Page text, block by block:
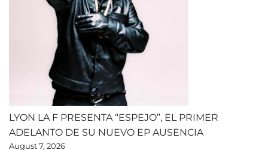
LYON LA F PRESENTA “ESPEJO”, EL PRIMER
ADELANTO DE SU NUEVO EP AUSENCIA
August 7, 2026